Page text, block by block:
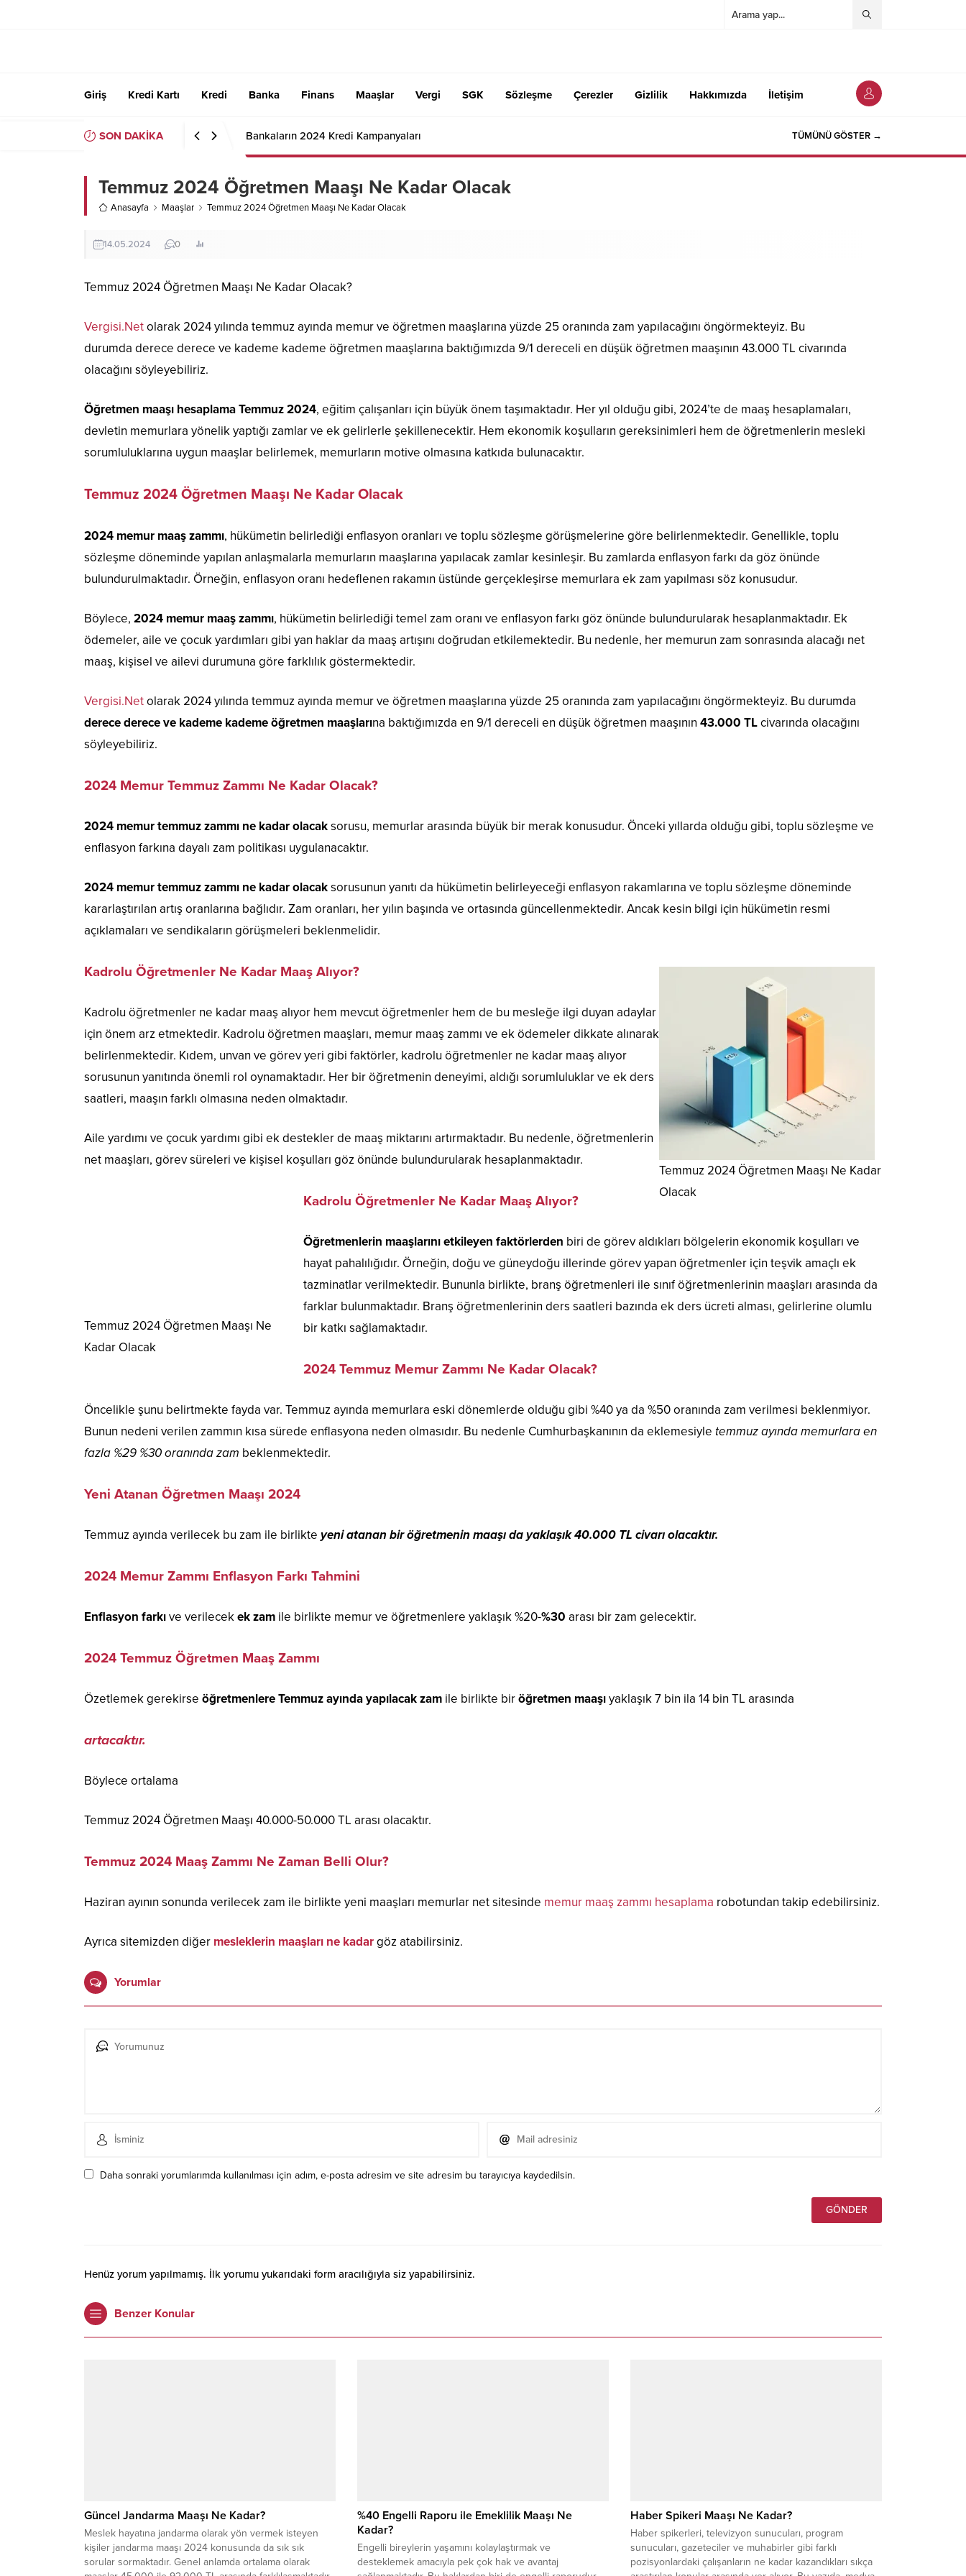
Giriş Kredi Kartı Kredi Banka Finans Maaşlar Vergi SGK Sözleşme Çerezler Gizlilik Hakkımızda İletişim
SON DAKİKA Bankaların 2024 Kredi Kampanyaları TÜMÜNÜ GÖSTER →
Temmuz 2024 Öğretmen Maaşı Ne Kadar Olacak
Anasayfa Maaşlar Temmuz 2024 Öğretmen Maaşı Ne Kadar Olacak
14.05.2024 0
Temmuz 2024 Öğretmen Maaşı Ne Kadar Olacak?
Vergisi.Netolarak 2024 yılında temmuz ayında memur ve öğretmen maaşlarına yüzde 25 oranında zam yapılacağını öngörmekteyiz. Bu
durumda derece derece ve kademe kademe öğretmen maaşlarına baktığımızda 9/1 dereceli en düşük öğretmen maaşının 43.000 TL civarında
olacağını söyleyebiliriz.
Öğretmen maaşı hesaplama Temmuz 2024, eğitim çalışanları için büyük önem taşımaktadır. Her yıl olduğu gibi, 2024’te de maaş hesaplamaları,
devletin memurlara yönelik yaptığı zamlar ve ek gelirlerle şekillenecektir. Hem ekonomik koşulların gereksinimleri hem de öğretmenlerin mesleki
sorumluluklarına uygun maaşlar belirlemek, memurların motive olmasına katkıda bulunacaktır.
Temmuz 2024 Öğretmen Maaşı Ne Kadar Olacak
2024 memur maaş zammı, hükümetin belirlediği enflasyon oranları ve toplu sözleşme görüşmelerine göre belirlenmektedir. Genellikle, toplu
sözleşme döneminde yapılan anlaşmalarla memurların maaşlarına yapılacak zamlar kesinleşir. Bu zamlarda enflasyon farkı da göz önünde
bulundurulmaktadır. Örneğin, enflasyon oranı hedeflenen rakamın üstünde gerçekleşirse memurlara ek zam yapılması söz konusudur.
Böylece, 2024 memur maaş zammı, hükümetin belirlediği temel zam oranı ve enflasyon farkı göz önünde bulundurularak hesaplanmaktadır. Ek
ödemeler, aile ve çocuk yardımları gibi yan haklar da maaş artışını doğrudan etkilemektedir. Bu nedenle, her memurun zam sonrasında alacağı net
maaş, kişisel ve ailevi durumuna göre farklılık göstermektedir.
Vergisi.Netolarak 2024 yılında temmuz ayında memur ve öğretmen maaşlarına yüzde 25 oranında zam yapılacağını öngörmekteyiz. Bu durumda
derece derece ve kademe kademe öğretmen maaşlarına baktığımızda en 9/1 dereceli en düşük öğretmen maaşının 43.000 TLcivarında olacağını
söyleyebiliriz.
2024 Memur Temmuz Zammı Ne Kadar Olacak?
2024 memur temmuz zammı ne kadar olacaksorusu, memurlar arasında büyük bir merak konusudur. Önceki yıllarda olduğu gibi, toplu sözleşme ve
enflasyon farkına dayalı zam politikası uygulanacaktır.
2024 memur temmuz zammı ne kadar olacaksorusunun yanıtı da hükümetin belirleyeceği enflasyon rakamlarına ve toplu sözleşme döneminde
kararlaştırılan artış oranlarına bağlıdır. Zam oranları, her yılın başında ve ortasında güncellenmektedir. Ancak kesin bilgi için hükümetin resmi
açıklamaları ve sendikaların görüşmeleri beklenmelidir.
Temmuz 2024 Öğretmen Maaşı Ne Kadar
Olacak
Kadrolu Öğretmenler Ne Kadar Maaş Alıyor?
Kadrolu öğretmenler ne kadar maaş alıyor hem mevcut öğretmenler hem de bu mesleğe ilgi duyan adaylar
için önem arz etmektedir. Kadrolu öğretmen maaşları, memur maaş zammı ve ek ödemeler dikkate alınarak
belirlenmektedir. Kıdem, unvan ve görev yeri gibi faktörler, kadrolu öğretmenler ne kadar maaş alıyor
sorusunun yanıtında önemli rol oynamaktadır. Her bir öğretmenin deneyimi, aldığı sorumluluklar ve ek ders
saatleri, maaşın farklı olmasına neden olmaktadır.
Aile yardımı ve çocuk yardımı gibi ek destekler de maaş miktarını artırmaktadır. Bu nedenle, öğretmenlerin
net maaşları, görev süreleri ve kişisel koşulları göz önünde bulundurularak hesaplanmaktadır.
Temmuz 2024 Öğretmen Maaşı Ne
Kadar Olacak
Kadrolu Öğretmenler Ne Kadar Maaş Alıyor?
Öğretmenlerin maaşlarını etkileyen faktörlerden biri de görev aldıkları bölgelerin ekonomik koşulları ve
hayat pahalılığıdır. Örneğin, doğu ve güneydoğu illerinde görev yapan öğretmenler için teşvik amaçlı ek
tazminatlar verilmektedir. Bununla birlikte, branş öğretmenleri ile sınıf öğretmenlerinin maaşları arasında da
farklar bulunmaktadır. Branş öğretmenlerinin ders saatleri bazında ek ders ücreti alması, gelirlerine olumlu
bir katkı sağlamaktadır.
2024 Temmuz Memur Zammı Ne Kadar Olacak?
Öncelikle şunu belirtmekte fayda var. Temmuz ayında memurlara eski dönemlerde olduğu gibi %40 ya da %50 oranında zam verilmesi beklenmiyor.
Bunun nedeni verilen zammın kısa sürede enflasyona neden olmasıdır. Bu nedenle Cumhurbaşkanının da eklemesiyle temmuz ayında memurlara en
fazla %29 %30 oranında zam beklenmektedir.
Yeni Atanan Öğretmen Maaşı 2024
Temmuz ayında verilecek bu zam ile birlikte yeni atanan bir öğretmenin maaşı da yaklaşık 40.000 TL civarı olacaktır.
2024 Memur Zammı Enflasyon Farkı Tahmini
Enflasyon farkıve verilecekek zam ile birlikte memur ve öğretmenlere yaklaşık %20-%30 arası bir zam gelecektir.
2024 Temmuz Öğretmen Maaş Zammı
Özetlemek gerekirse öğretmenlere Temmuz ayında yapılacak zam ile birlikte biröğretmen maaşıyaklaşık 7 bin ila 14 bin TL arasında
artacaktır.
Böylece ortalama
Temmuz 2024 Öğretmen Maaşı 40.000-50.000 TL arası olacaktır.
Temmuz 2024 Maaş Zammı Ne Zaman Belli Olur?
Haziran ayının sonunda verilecek zam ile birlikte yeni maaşları memurlar net sitesinde memur maaş zammı hesaplama robotundan takip edebilirsiniz.
Ayrıca sitemizden diğer mesleklerin maaşları ne kadargöz atabilirsiniz.
Yorumlar
Daha sonraki yorumlarımda kullanılması için adım, e-posta adresim ve site adresim bu tarayıcıya kaydedilsin.
Henüz yorum yapılmamış. İlk yorumu yukarıdaki form aracılığıyla siz yapabilirsiniz.
Benzer Konular
Güncel Jandarma Maaşı Ne Kadar?
Meslek hayatına jandarma olarak yön vermek isteyen
kişiler jandarma maaşı 2024 konusunda da sık sık
sorular sormaktadır. Genel anlamda ortalama olarak
%40 Engelli Raporu ile Emeklilik Maaşı Ne
Kadar?
Engelli bireylerin yaşamını kolaylaştırmak ve
desteklemek amacıyla pek çok hak ve avantaj
Haber Spikeri Maaşı Ne Kadar?
Haber spikerleri, televizyon sunucuları, program
sunucuları, gazeteciler ve muhabirler gibi farklı
pozisyonlardaki çalışanların ne kadar kazandıkları sıkça